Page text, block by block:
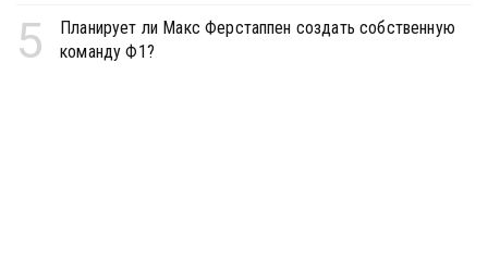
5
Планирует ли Макс Ферстаппен создать собственную
команду Ф1?